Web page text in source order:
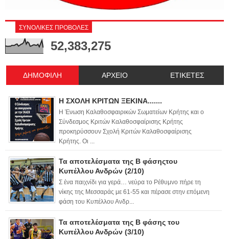
ΣΥΝΟΛΙΚΕΣ ΠΡΟΒΟΛΕΣ
52,383,275
ΔΗΜΟΦΙΛΗ ΑΡΧΕΙΟ ΕΤΙΚΕΤΕΣ
Η ΣΧΟΛΗ ΚΡΙΤΩΝ ΞΕΚΙΝΑ.......
Η Ένωση Καλαθοσφαιρικών Σωματείων Κρήτης και ο
Σύνδεσμος Κριτών Καλαθοσφαίρισης Κρήτης
προκηρύσσουν Σχολή Κριτών Καλαθοσφαίρισης
Κρήτης. Οι ...
Τα αποτελέσματα της Β φάσηςτου
Κυπέλλου Ανδρών (2/10)
Σ ένα παιχνίδι για γερά… νεύρα το Ρέθυμνο πήρε τη
νίκης της Μεσσαράς με 61-55 και πέρασε στην επόμενη
φάση του Κυπέλλου Ανδρ...
Τα αποτελέσματα της Β φάσης του
Κυπέλλου Ανδρών (3/10)